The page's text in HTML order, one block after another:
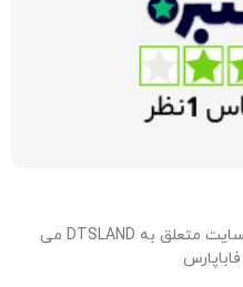
تمامی حقوق مادی و معنوی این وب سایت متعلق به DTSLAND می
فاباپارس